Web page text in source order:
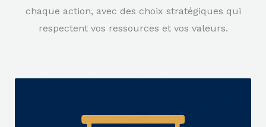
chaque action, avec des choix stratégiques qui
respectent vos ressources et vos valeurs.